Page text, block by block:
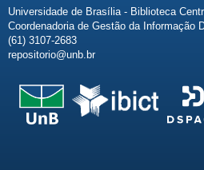
Universidade de Brasília - Biblioteca
Coordenadoria de Gestão da Informação
(61) 3107-2683
repositorio@unb.br